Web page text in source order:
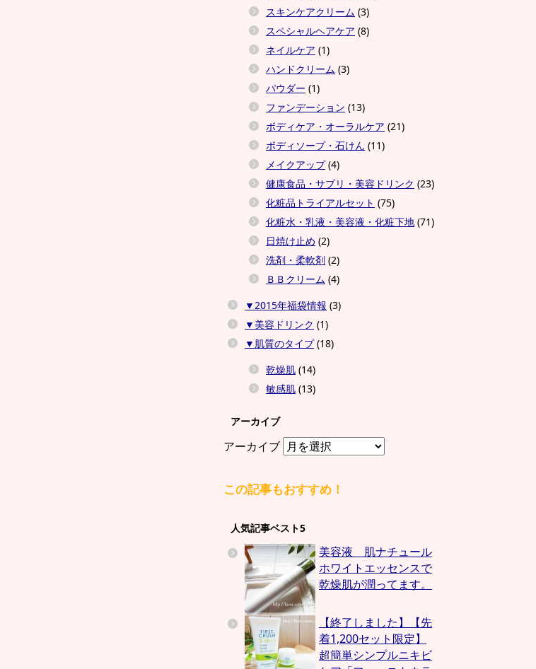
スキンケアクリーム (3)
スペシャルヘアケア (8)
ネイルケア (1)
ハンドクリーム (3)
パウダー (1)
ファンデーション (13)
ボディケア・オーラルケア (21)
ボディソープ・石けん (11)
メイクアップ(4)
健康食品・サプリ・美容ドリンク (23)
化粧品トライアルセット (75)
化粧水・乳液・美容液・化粧下地 (71)
日焼け止め (2)
洗剤・柔軟剤 (2)
ＢＢクリーム (4)
▼2015年福袋情報 (3)
▼美容ドリンク (1)
▼肌質のタイプ(18)
乾燥肌 (14)
敏感肌 (13)
アーカイブ
アーカイブ
この記事もおすすめ！
人気記事ベスト5
美容液 肌ナチュール
ホワイトエッセンスで
乾燥肌が潤ってます。
【終了しました】【先
着1,200セット限定】
超簡単シンプルニキビ